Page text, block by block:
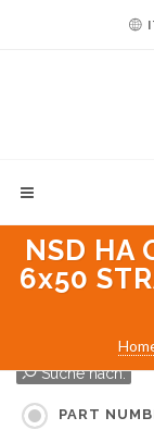
NSD HA
6x50
Suche nach:
PART